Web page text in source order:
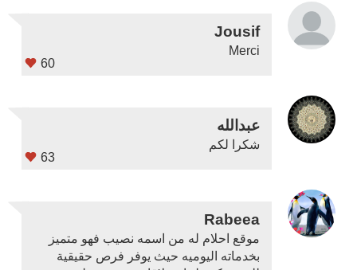
60
Jousif
Merci
63
عبدالله
شكرا لكم
Rabeea
موقع احلام له من اسمه نصيب فهو متميز
بخدماته اليوميه حيث يوفر فرص حقيقية